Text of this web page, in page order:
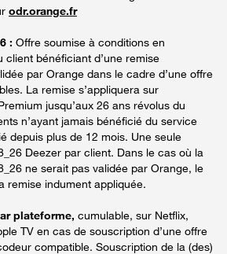
odr.orange.fr
: Offre soumise à conditions en
client bénéficiant d’une remise
par Orange dans le cadre d’une offre
La remise s’appliquera sur
jusqu’aux 26 ans révolus du
n’ayant jamais bénéficié du service
depuis plus de 12 mois. Une seule
Deezer par client. Dans le cas où la
ne serait pas validée par Orange, le
remise indument appliquée.
plateforme, cumulable, sur Netflix,
TV en cas de souscription d’une offre
compatible. Souscription de la (des)